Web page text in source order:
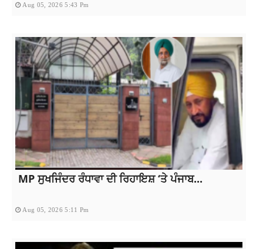
Aug 05, 2026 5:43 Pm
MP ਸੁਖਜਿੰਦਰ ਰੰਧਾਵਾ ਦੀ ਰਿਹਾਇਸ਼ ‘ਤੇ ਪੰਜਾਬ...
Aug 05, 2026 5:11 Pm